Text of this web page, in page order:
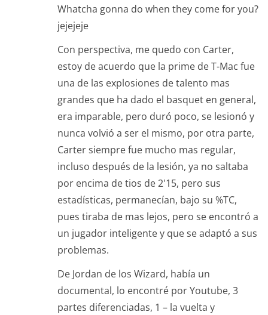
Whatcha gonna do when they come for you?
jejejeje
Con perspectiva, me quedo con Carter,
estoy de acuerdo que la prime de T-Mac fue
una de las explosiones de talento mas
grandes que ha dado el basquet en general,
era imparable, pero duró poco, se lesionó y
nunca volvió a ser el mismo, por otra parte,
Carter siempre fue mucho mas regular,
incluso después de la lesión, ya no saltaba
por encima de tios de 2'15, pero sus
estadísticas, permanecían, bajo su %TC,
pues tiraba de mas lejos, pero se encontró a
un jugador inteligente y que se adaptó a sus
problemas.
De Jordan de los Wizard, había un
documental, lo encontré por Youtube, 3
partes diferenciadas, 1 – la vuelta y